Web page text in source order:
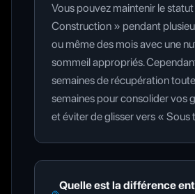
Vous pouvez maintenir le
Construction » pendant
ou même des mois avec une
sommeil appropriés.
semaines de récupération
semaines pour consolider vos
et éviter de glisser vers « Sous
Quelle est la différence